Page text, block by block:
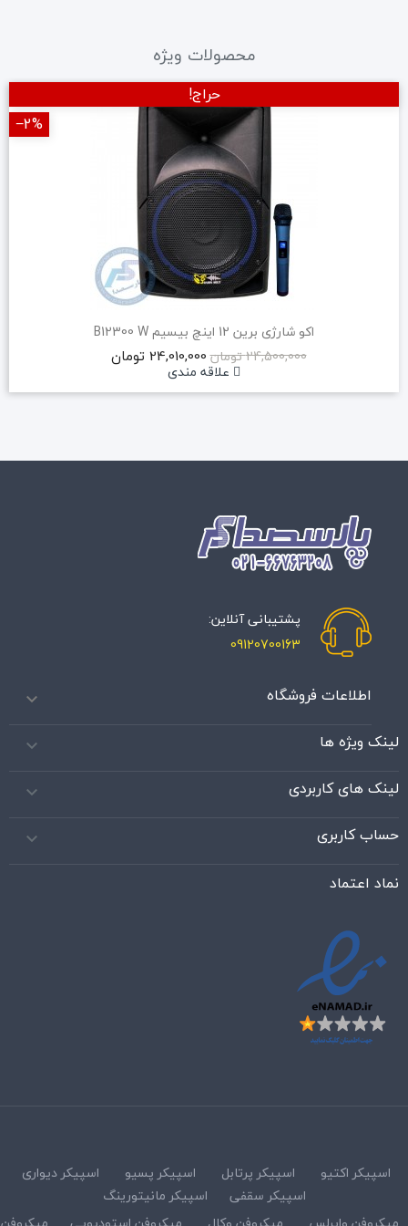
محصولات ویژه
اکو شارژی برین 12 اینچ بیسیم B12300 W
24,500,000 تومان
24,010,000 تومان
علاقه مندی
حراج!
‎−2%
پشتیبانی آنلاین:
09120700163
اطلاعات فروشگاه 
لینک ویژه ها 
لینک های کاربردی 
حساب کاربری 
نماد اعتماد
اسپیکر اکتیو اسپیکر پرتابل اسپیکر پسیو
اسپیکر دیواری
اسپیکر سقفی
اسپیکر مانیتورینگ